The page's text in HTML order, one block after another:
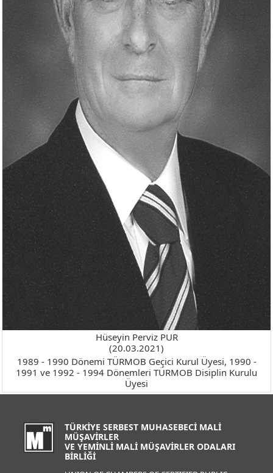
Hüseyin Perviz PUR
(20.03.2021)
1989 - 1990 Dönemi TÜRMOB Geçici Kurul Üyesi, 1990 -
1991 ve 1992 - 1994 Dönemleri TÜRMOB Disiplin Kurulu
Üyesi
TÜRKİYE SERBEST MUHASEBECİ MALİ
MÜŞAVİRLER
VE YEMİNLİ MALİ MÜŞAVİRLER ODALARI
BİRLİĞİ